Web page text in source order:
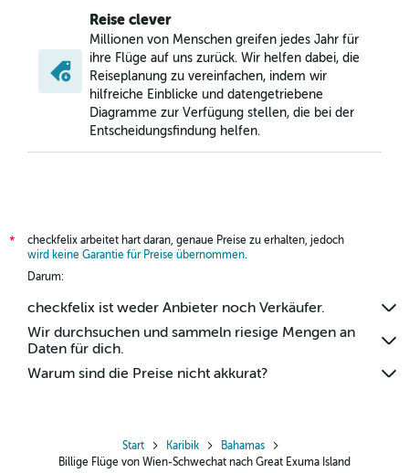
Reise clever
Millionen von Menschen greifen jedes Jahr für
ihre Flüge auf uns zurück. Wir helfen dabei, die
Reiseplanung zu vereinfachen, indem wir
hilfreiche Einblicke und datengetriebene
Diagramme zur Verfügung stellen, die bei der
Entscheidungsfindung helfen.
*
checkfelix arbeitet hart daran, genaue Preise zu erhalten, jedoch
wird keine Garantie für Preise übernommen.
Darum:
checkfelix ist weder Anbieter noch Verkäufer.
Wir durchsuchen und sammeln riesige Mengen an
Daten für dich.
Warum sind die Preise nicht akkurat?
Start Karibik
Bahamas
Billige Flüge von Wien-Schwechat nach Great Exuma Island